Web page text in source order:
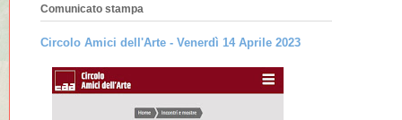
Comunicato stampa
Circolo Amici dell'Arte - Venerdì 14 Aprile 2023